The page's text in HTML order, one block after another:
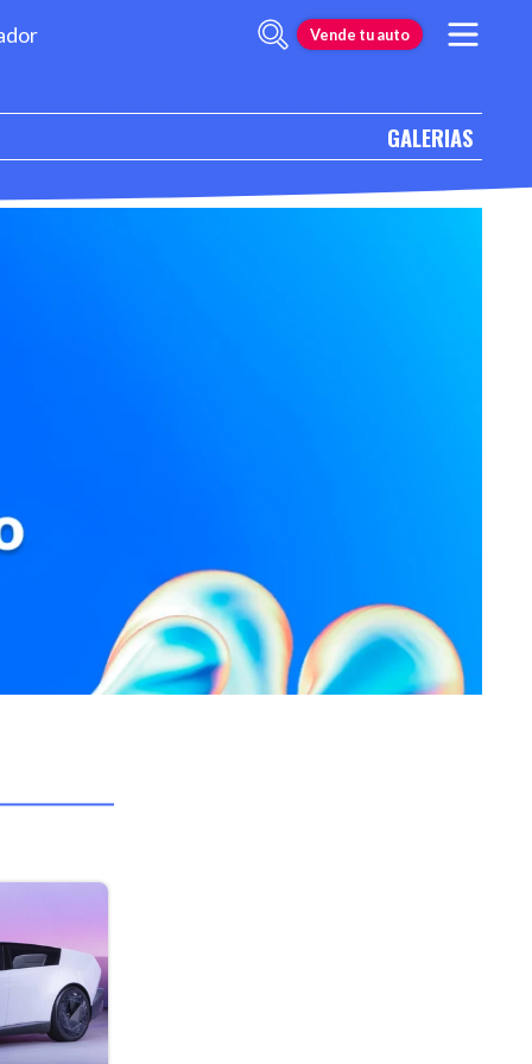
Vende tu auto
GALERIAS